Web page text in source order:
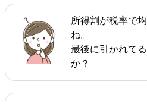
所得割が税率で
ね。
最後に引かれて
か？